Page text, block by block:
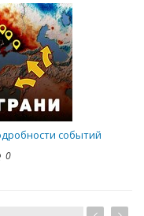
событий
0